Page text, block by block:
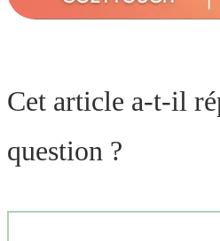
Cet article a-t-il
question ?